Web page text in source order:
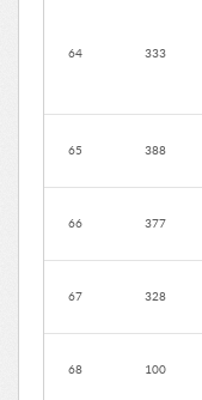
64 333
65 388
66 377
67 328
68 100